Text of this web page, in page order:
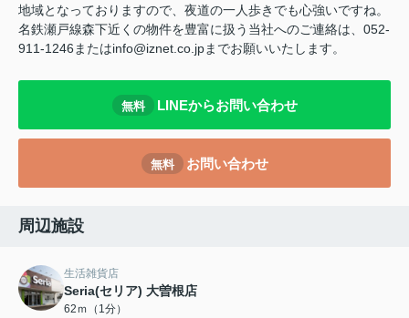
地域となっておりますので、夜道の一人歩きでも心強いですね。
名鉄瀬戸線森下近くの物件を豊富に扱う当社へのご連絡は、052-
911-1246またはinfo@iznet.co.jpまでお願いいたします。
無料 LINEからお問い合わせ
無料 お問い合わせ
周辺施設
生活雑貨店
Seria(セリア) 大曽根店
62ｍ（1分）